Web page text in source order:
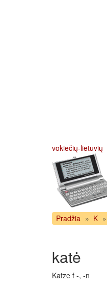
vokiečių-lietuvių
Pradžia » K »
katė
Katze f -, -n